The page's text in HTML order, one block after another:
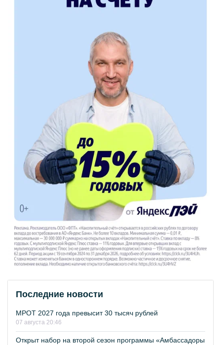
Последние новости
МРОТ 2027 года превысит 30 тысяч рублей
07 августа 20:46
Открыт набор на второй сезон программы «Амбассадоры